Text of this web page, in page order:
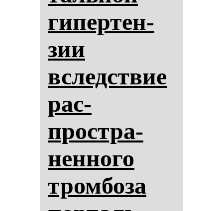
ги­пер­тен­
зии
вследствие
рас­
простра­
нен­но­го
тром­бо­за